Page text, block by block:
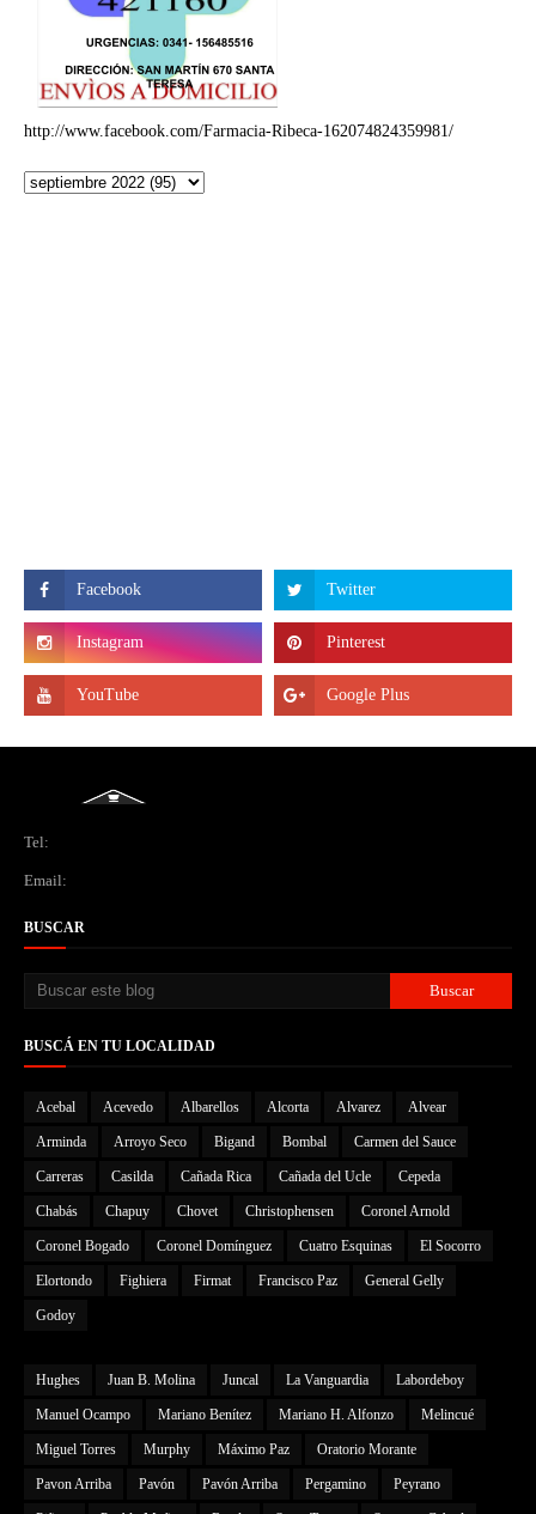
http://www.facebook.com/Farmacia-Ribeca-162074824359981/
Tel:
Email:
BUSCAR
BUSCÁ EN TU LOCALIDAD
Acebal Acevedo Albarellos Alcorta Alvarez Alvear
Arminda Arroyo Seco Bigand Bombal Carmen del Sauce
Carreras Casilda Cañada Rica Cañada del Ucle Cepeda
Chabás Chapuy Chovet Christophensen Coronel Arnold
Coronel Bogado Coronel Domínguez Cuatro Esquinas El Socorro
Elortondo Fighiera Firmat Francisco Paz General Gelly
Godoy
Hughes Juan B. Molina Juncal La Vanguardia Labordeboy
Manuel Ocampo Mariano Benítez Mariano H. Alfonzo Melincué
Miguel Torres Murphy Máximo Paz Oratorio Morante
Pavon Arriba Pavón Pavón Arriba Pergamino Peyrano